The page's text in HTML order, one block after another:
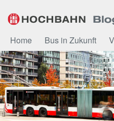
Inhalt
Home Bus in Zukunft